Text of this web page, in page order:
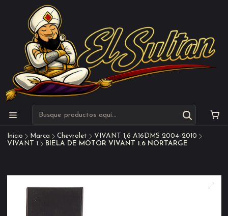
Inicio Marca Chevrolet
VIVANT 1,6 A16DMS 2004-2010
VIVANT 1
BIELA DE MOTOR VIVANT 1.6 NORTARGE